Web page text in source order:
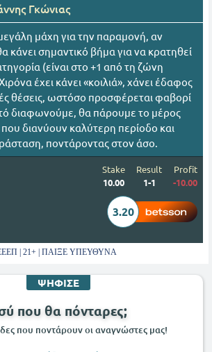
Γκώνιας
μάχη για την παραμονή, αν
κάνει σημαντικό βήμα για να κρατηθεί
(είναι στο +1 από τη ζώνη
έχει κάνει «κοιλιά», χάνει έδαφος
θέσεις, ωστόσο προσφέρεται φαβορί
διαφωνούμε, θα πάρουμε το μέρος
διανύουν καλύτερη περίοδο και
ποντάροντας στον άσο.
Stake
10.00
Result
1-1
Profit
-10.00
3.20
| 21+ | ΠΑΙΞΕ ΥΠΕΥΘΥΝΑ
ΨΗΦΙΣΕ
που θα πόνταρες;
που ποντάρουν οι αναγνώστες μας!